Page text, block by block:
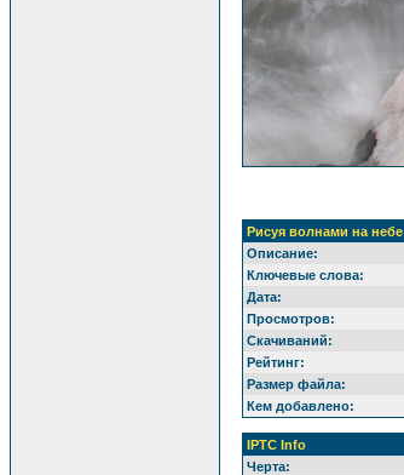
Рисуя волнами на небе
Описание:
Ключевые слова:
Дата:
Просмотров:
Скачиваний:
Рейтинг:
Размер файла:
Кем добавлено:
IPTC Info
Черта: